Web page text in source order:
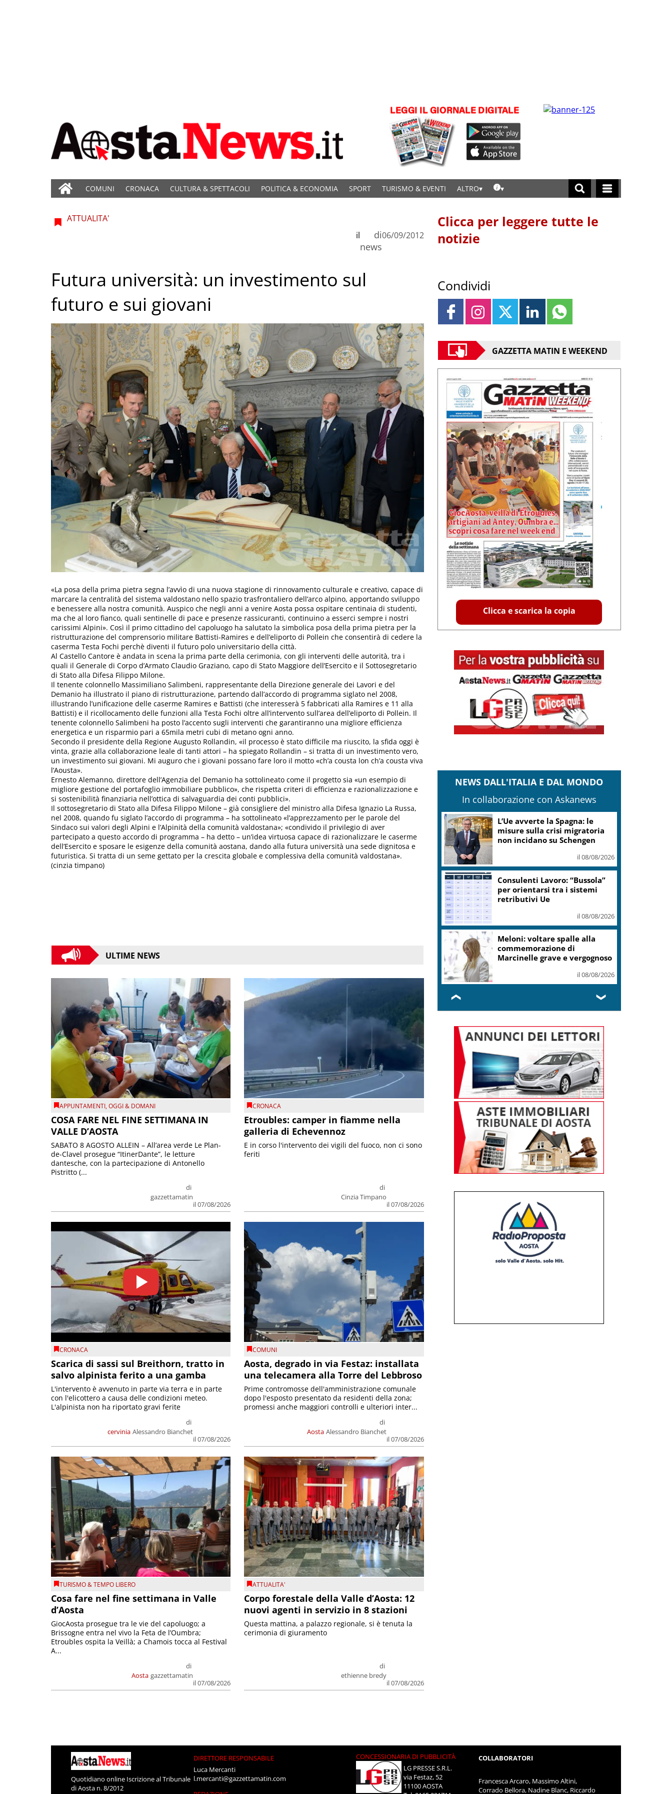
COMUNI CRONACA CULTURA & SPETTACOLI POLITICA & ECONOMIA SPORT TURISMO & EVENTI ALTRO
ATTUALITA'
di
news
il 06/09/2012
Futura università: un investimento sul
futuro e sui giovani
«La posa della prima pietra segna l’avvìo di una nuova stagione di rinnovamento culturale e creativo, capace di
marcare la centralità del sistema valdostano nello spazio trasfrontaliero dell’arco alpino, apportando sviluppo
e benessere alla nostra comunità. Auspico che negli anni a venire Aosta possa ospitare centinaia di studenti,
ma che al loro fianco, quali sentinelle di pace e presenze rassicuranti, continuino a esserci sempre i nostri
carissimi Alpini». Così il primo cittadino del capoluogo ha salutato la simbolica posa della prima pietra per la
ristrutturazione del comprensorio militare Battisti-Ramires e dell’eliporto di Pollein che consentirà di cedere la
caserma Testa Fochi perchè diventi il futuro polo universitario della città.
Al Castello Cantore è andata in scena la prima parte della cerimonia, con gli interventi delle autorità, tra i
quali il Generale di Corpo d’Armato Claudio Graziano, capo di Stato Maggiore dell’Esercito e il Sottosegretario
di Stato alla Difesa Filippo Milone.
Il tenente colonnello Massimiliano Salimbeni, rappresentante della Direzione generale dei Lavori e del
Demanio ha illustrato il piano di ristrutturazione, partendo dall’accordo di programma siglato nel 2008,
illustrando l’unificazione delle caserme Ramires e Battisti (che interesserà 5 fabbricati alla Ramires e 11 alla
Battisti) e il ricollocamento delle funzioni alla Testa Fochi oltre all’intervento sull’area dell’eliporto di Pollein. Il
tenente colonnello Salimbeni ha posto l’accento sugli interventi che garantiranno una migliore efficienza
energetica e un risparmio pari a 65mila metri cubi di metano ogni anno.
Secondo il presidente della Regione Augusto Rollandin, «il processo è stato difficile ma riuscito, la sfida oggi è
vinta, grazie alla collaborazione leale di tanti attori – ha spiegato Rollandin – si tratta di un investimento vero,
un investimento sui giovani. Mi auguro che i giovani possano fare loro il motto «ch’a cousta lon ch’a cousta viva
l’Aousta».
Ernesto Alemanno, direttore dell’Agenzia del Demanio ha sottolineato come il progetto sia «un esempio di
migliore gestione del portafoglio immobiliare pubblico», che rispetta criteri di efficienza e razionalizzazione e
si sostenibilità finanziaria nell’ottica di salvaguardia dei conti pubblici».
Il sottosegretario di Stato alla Difesa Filippo Milone – già consigliere del ministro alla Difesa Ignazio La Russa,
nel 2008, quando fu siglato l’accordo di programma – ha sottolineato «l’apprezzamento per le parole del
Sindaco sui valori degli Alpini e l’Alpinità della comunità valdostana»; «condivido il privilegio di aver
partecipato a questo accordo di programma – ha detto – un’idea virtuosa capace di razionalizzare le caserme
dell’Esercito e sposare le esigenze della comunità aostana, dando alla futura università una sede dignitosa e
futuristica. Si tratta di un seme gettato per la crescita globale e complessiva della comunità valdostana».
(cinzia timpano)
ULTIME NEWS
APPUNTAMENTI,OGGI & DOMANI
COSA FARE NEL FINE SETTIMANA IN
VALLE D’AOSTA
di
gazzettamatin
il 07/08/2026
SABATO 8 AGOSTO ALLEIN – All’area verde Le Plan-
de-Clavel prosegue “ItinerDante”, le letture
dantesche, con la partecipazione di Antonello
Pistritto (...
CRONACA
Etroubles: camper in fiamme nella
galleria di Echevennoz
di
Cinzia Timpano
il 07/08/2026
E in corso l'intervento dei vigili del fuoco, non ci sono
feriti
CRONACA
Scarica di sassi sul Breithorn, tratto in
salvo alpinista ferito a una gamba
cervinia
di
Alessandro Bianchet
il 07/08/2026
L'intervento è avvenuto in parte via terra e in parte
con l'elicottero a causa delle condizioni meteo.
L'alpinista non ha riportato gravi ferite
COMUNI
Aosta, degrado in via Festaz: installata
una telecamera alla Torre del Lebbroso
Aosta
di
Alessandro Bianchet
il 07/08/2026
Prime contromosse dell'amministrazione comunale
dopo l'esposto presentato da residenti della zona;
promessi anche maggiori controlli e ulteriori inter...
TURISMO & TEMPO LIBERO
Cosa fare nel fine settimana in Valle
d’Aosta
Aosta
di
gazzettamatin
il 07/08/2026
GiocAosta prosegue tra le vie del capoluogo; a
Brissogne entra nel vivo la Feta de l’Oumbra;
Etroubles ospita la Veillà; a Chamois tocca al Festival
A...
ATTUALITA'
Corpo forestale della Valle d’Aosta: 12
nuovi agenti in servizio in 8 stazioni
di
ethienne bredy
il 07/08/2026
Questa mattina, a palazzo regionale, si è tenuta la
cerimonia di giuramento
Clicca per leggere tutte le
notizie
Condividi
GAZZETTA MATIN E WEEKEND
Clicca e scarica la copia
NEWS DALL'ITALIA E DAL MONDO
In collaborazione con Askanews
L’Ue avverte la Spagna: le
misure sulla crisi migratoria
non incidano su Schengen
il 08/08/2026
Consulenti Lavoro: “Bussola”
per orientarsi tra i sistemi
retributivi Ue
il 08/08/2026
Meloni: voltare spalle alla
commemorazione di
Marcinelle grave e vergognoso
il 08/08/2026
❮ ❯
Quotidiano online Iscrizione al Tribunale
di Aosta n. 8/2012
DIRETTORE RESPONSABILE
Luca Mercanti
l.mercanti@gazzettamatin.com
CONCESSIONARIA DI PUBBLICITÀ
LG PRESSE S.R.L.
via Festaz, 52
11100 AOSTA
COLLABORATORI
Francesca Arcaro, Massimo Altini,
Corrado Bellora, Nadine Blanc, Riccardo